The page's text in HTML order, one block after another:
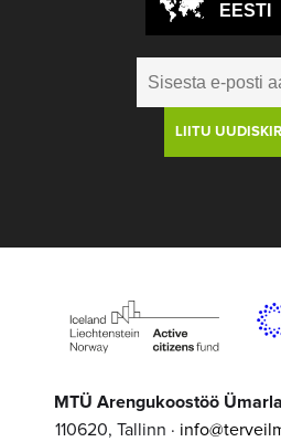
MTÜ Arengukoostöö
110620, Tallinn ·